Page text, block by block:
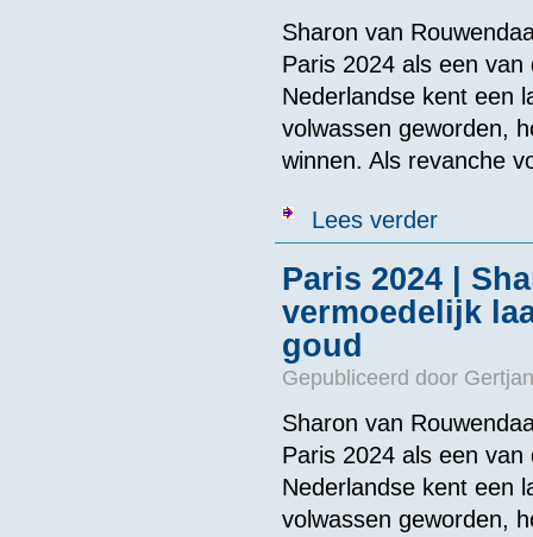
Sharon van
Paris 2024 als een
Nederlandse kent een
volwassen geworden,
winnen. Als revanche
Lees verderover Sharon
Paris 2024 |
vermoedelijk
goud
Gepubliceerd door
Sharon van
Paris 2024 als een
Nederlandse kent een
volwassen geworden,